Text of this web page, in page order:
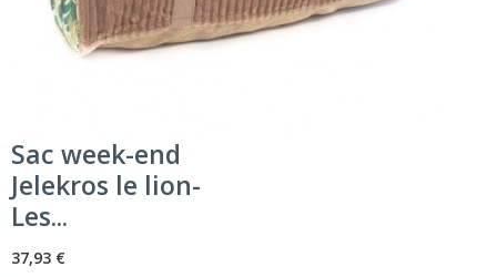
Sac week-end
Jelekros le lion-
Les...
37,93 €